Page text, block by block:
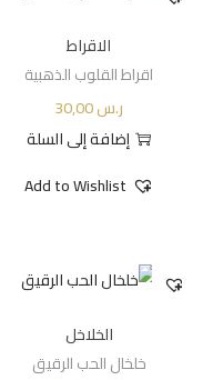
الاقراط
اقراط القلوب الذهبية
ر.س
إضافة إلى السلة
Add to Wishlist
الخلاخل
خلخال الحب الرقيق